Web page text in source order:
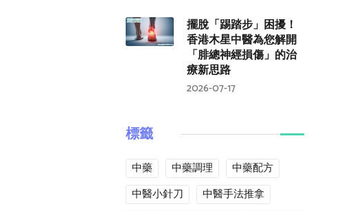
擺脫「踢踏步」困擾！
香港木星中醫為您解開
「腓總神經損傷」的治
療新思路
2026-07-17
標籤
中藥 中藥調理
中藥配方
中醫小針刀
中醫手法推拿